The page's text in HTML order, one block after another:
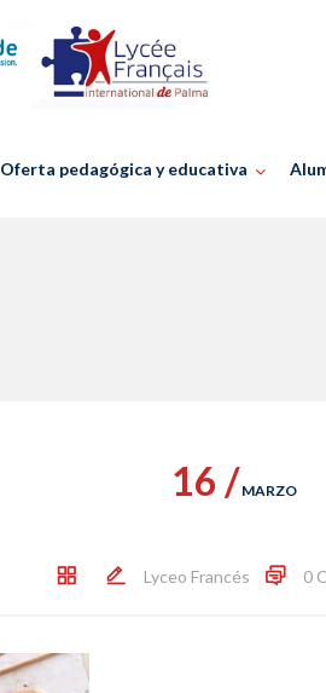
Oferta pedagógica y educativa
16 / MARZO
Lyceo Francés 0